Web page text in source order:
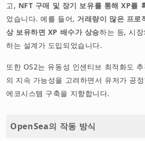
고, NFT 구매 및 장기 보유를 통해 XP를
었습니다. 예를 들어, 거래량이 많은 프로
상 보유하면 XP 배수가 상승하는 등, 시
하는 설계가 도입되었습니다.
또한 OS2는 유동성 인센티브 최적화도
의 지속 가능성을 고려하면서 유저가 공
에코시스템 구축을 지향합니다.
OpenSea의 작동 방식